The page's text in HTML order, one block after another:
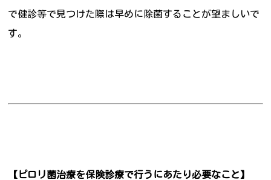
で健診等で見つけた際は早めに除菌することが望ましいで
す。
【ピロリ菌治療を保険診療で行うにあたり必要なこと】